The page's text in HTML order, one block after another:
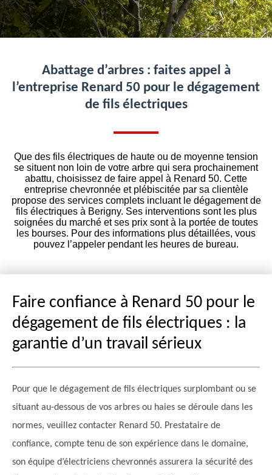
Abattage d’arbres : faites appel à
l’entreprise Renard 50 pour le dégagement
de fils électriques
Que des fils électriques de haute ou de moyenne tension
se situent non loin de votre arbre qui sera prochainement
abattu, choisissez de faire appel à Renard 50. Cette
entreprise chevronnée et plébiscitée par sa clientèle
propose des services complets incluant le dégagement de
fils électriques à Berigny. Ses interventions sont les plus
soignées du marché et ses prix sont à la portée de toutes
les bourses. Pour des informations plus détaillées, vous
pouvez l’appeler pendant les heures de bureau.
Faire confiance à Renard 50 pour le
dégagement de fils électriques : la
garantie d’un travail sérieux
Pour que le dégagement de fils électriques surplombant ou se
situant au-dessous de vos arbres ou haies se déroule dans les
normes, veuillez contacter Renard 50. Prestataire de
confiance, compte tenu de son expérience dans le domaine,
son équipe d’électriciens chevronnés assurera la sécurité des